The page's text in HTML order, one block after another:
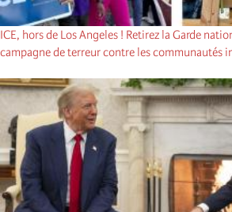
ICE, hors de Los Angeles ! Retirez la Garde
campagne de terreur contre les communautés